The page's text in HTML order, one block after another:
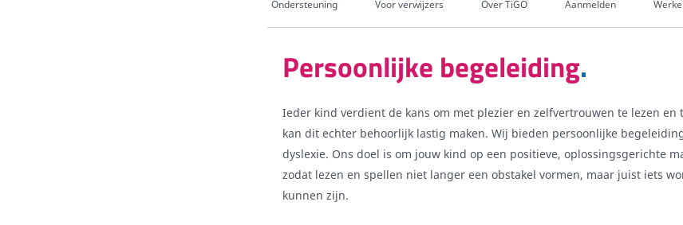
Persoonlijke begeleiding
Ieder kind verdient de kans om met plezier en zelfvertrouwen te lezen en
kan dit echter behoorlijk lastig maken. Wij bieden persoonlijke
dyslexie. Ons doel is om jouw kind op een positieve, oplossingsgerichte
zodat lezen en spellen niet langer een obstakel vormen, maar juist iets
kunnen zijn.
Ondersteuning Voor verwijzers Over TiGO Aanmelden